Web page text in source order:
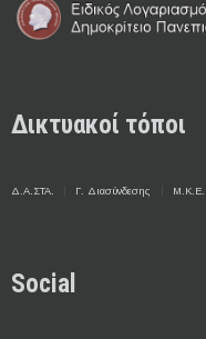
Δικτυακοί τόποι
Δ.Α.ΣΤΑ. Γ. Διασύνδεσης Μ.Κ.Ε.
Social